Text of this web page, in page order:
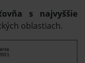
s najvyššie
oblastiach.